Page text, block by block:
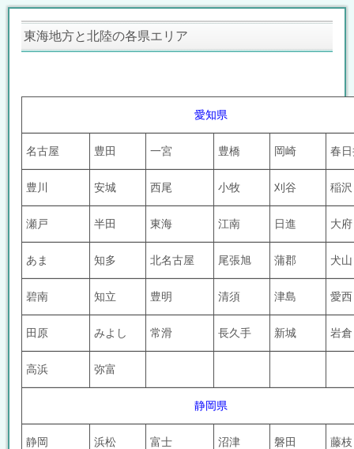
東海地方と北陸の各県エリア
愛知県
名古屋 豊田 一宮 豊橋 岡崎 春
豊川 安城 西尾 小牧 刈谷 稲沢
瀬戸 半田 東海 江南 日進 大府
あま 知多 北名古屋 尾張旭 蒲郡 犬山
碧南 知立 豊明 清須 津島 愛西
田原 みよし 常滑 長久手 新城 岩倉
高浜 弥富
静岡県
静岡 浜松 富士 沼津 磐田 藤